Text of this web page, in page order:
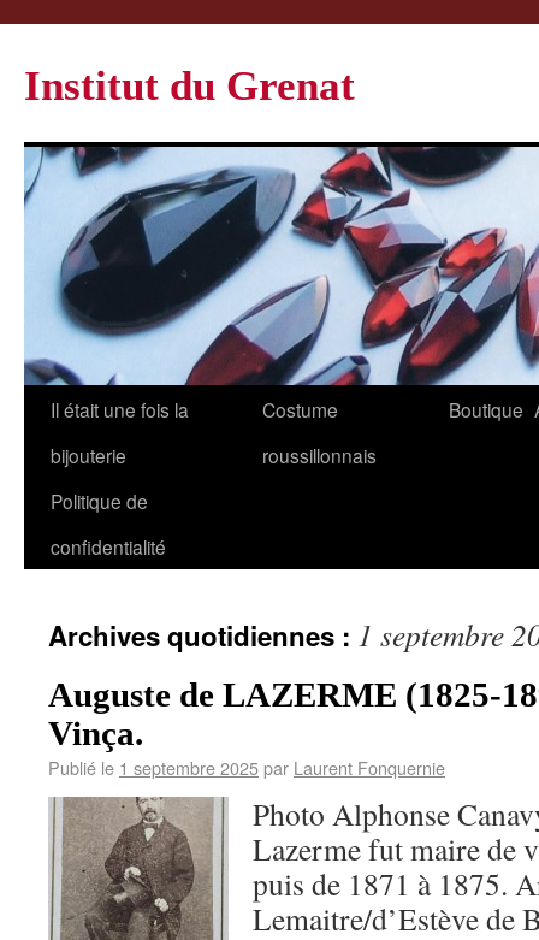
Institut du Grenat
Il était une fois la
bijouterie
Costume
roussillonnais
Boutique
Politique de
confidentialité
Archives quotidiennes : 1 septembre
Auguste de LAZERME (1825-
Vinça.
Publié le 1 septembre 2025par Laurent Fonquernie
Photo Alphonse
Lazerme fut maire de
puis de 1871 à 1875.
Lemaitre/d’Estève de